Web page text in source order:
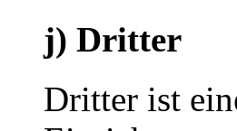
j) Dritter
Dritter ist